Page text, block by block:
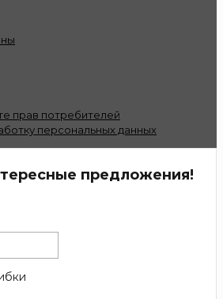
прав потребителей
персональных данных
предложения!